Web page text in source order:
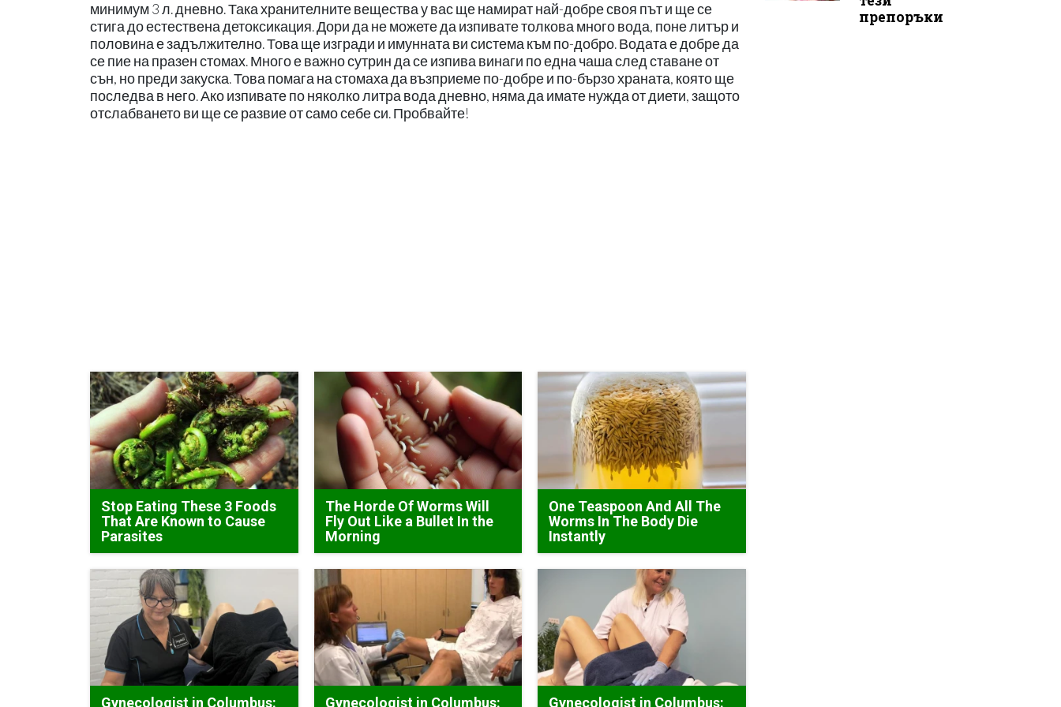
минимум 3 л. дневно. Така хранителните вещества у вас ще намират най-добре своя път и ще се
стига до естествена детоксикация. Дори да не можете да изпивате толкова много вода, поне литър и
половина е задължително. Това ще изгради и имунната ви система към по-добро. Водата е добре да
се пие на празен стомах. Много е важно сутрин да се изпива винаги по една чаша след ставане от
сън, но преди закуска. Това помага на стомаха да възприеме по-добре и по-бързо храната, която ще
последва в него. Ако изпивате по няколко литра вода дневно, няма да имате нужда от диети, защото
отслабването ви ще се развие от само себе си. Пробвайте!
Stop Eating These 3 Foods
That Are Known to Cause
Parasites
The Horde Of Worms Will
Fly Out Like a Bullet In the
Morning
One Teaspoon And All The
Worms In The Body Die
Instantly
Gynecologist in Columbus: Gynecologist in Columbus: Gynecologist in Columbus:
препоръки